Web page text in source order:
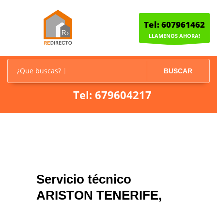
Tel: 607961462
LLAMENOS AHORA!
¿Que buscas? BUSCAR
Tel: 679604217
Servicio técnico
ARISTON TENERIFE,